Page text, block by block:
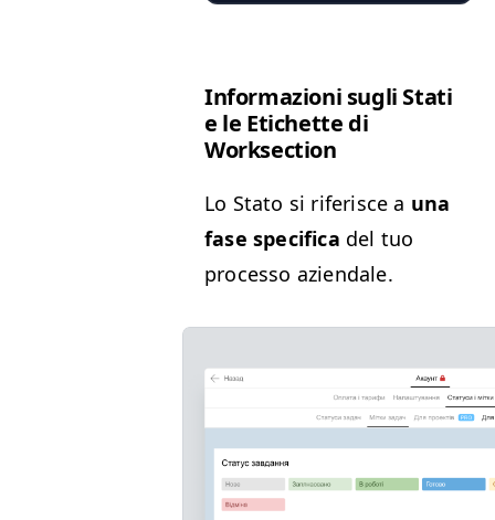
Infor­mazioni sug­li Sta­ti
e le Etichette di
Worksection
Lo Sta­to si riferisce a una
fase speci­fi­ca del tuo
proces­so aziendale.